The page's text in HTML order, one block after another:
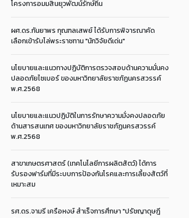
โครงการอมมสินยุวพัฒน์รักษ์ถิ่น
ผศ.ดร.กันยาพร กุณฑลเสพย์ ได้รับการพิจารณาคัด
เลือกเข้ารับโล่พระราชทาน "นักวิจัยดีเด่น"
นโยบายและแนวทางปฏิบัติการตรวจสอบด้านความมั่นคง
ปลอดภัยไซเบอร์ ของมหาวิทยาลัยราชภัฏนครสวรรค์
พ.ศ.2568
นโยบายและแนวปฏิบัติในการรักษาความมั่งคงปลอดภัย
ด้านสารสนเทศ ของมหาวิทยาลัยราชภัฏนครสวรรค์
พ.ศ.2568
สาขาเกษตรศาสตร์ (เทคโนโลยีการผลิตสัตว์) ได้การ
รับรองฟาร์มที่มีระบบการป้องกันโรคและการเลี้ยงสัตว์ที่
เหมาะสม
รศ.ดร.จามรี เครือหงษ์ สำเร็จการศึกษา "ปรัชญาดุษฎี